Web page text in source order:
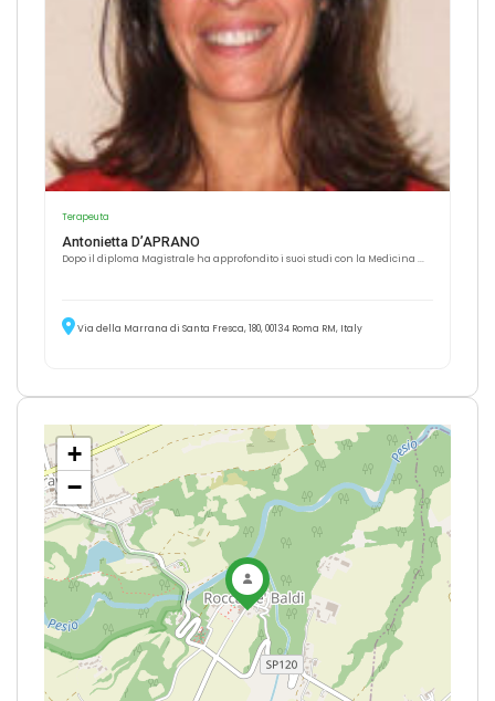
Terapeuta
Antonietta D’APRANO
Dopo il diploma Magistrale ha approfondito i suoi studi con la Medicina ...
Via della Marrana di Santa Fresca, 180, 00134 Roma RM, Italy
+
−